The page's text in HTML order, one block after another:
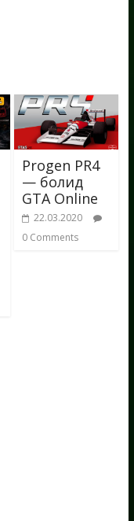
Progen PR4
— болид
GTA Online
22.03.2020
0 Comments